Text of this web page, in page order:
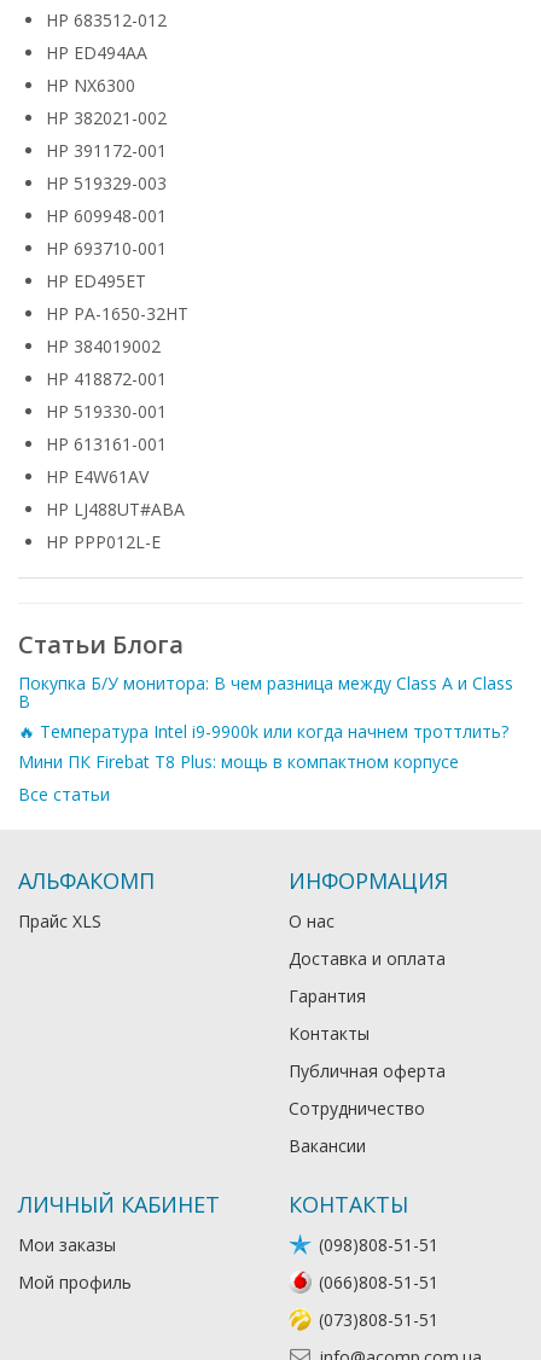
HP 683512-012
HP ED494AA
HP NX6300
HP 382021-002
HP 391172-001
HP 519329-003
HP 609948-001
HP 693710-001
HP ED495ET
HP PA-1650-32HT
HP 384019002
HP 418872-001
HP 519330-001
HP 613161-001
HP E4W61AV
HP LJ488UT#ABA
HP PPP012L-E
Статьи Блога
Покупка Б/У монитора: В чем разница между Class A и Class
B
🔥 Температура Intel i9-9900k или когда начнем троттлить?
Мини ПК Firebat T8 Plus: мощь в компактном корпусе
Все статьи
АЛЬФАКОМП
Прайс XLS
ИНФОРМАЦИЯ
О нас
Доставка и оплата
Гарантия
Контакты
Публичная оферта
Сотрудничество
Вакансии
ЛИЧНЫЙ КАБИНЕТ
Мои заказы
Мой профиль
КОНТАКТЫ
(098)808-51-51
(066)808-51-51
(073)808-51-51